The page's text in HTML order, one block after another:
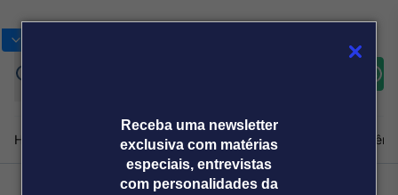
Receba uma newsletter
exclusiva com matérias
especiais, entrevistas
com personalidades da
Home Produtos e soluçõesNotíciasBlogWeekend